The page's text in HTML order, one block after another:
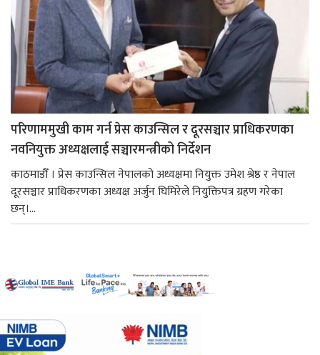
परिणाममुखी काम गर्न प्रेस काउन्सिल र दूरसञ्चार प्राधिकरणका
नवनियुक्त अध्यक्षलाई सञ्चारमन्त्रीको निर्देशन
काठमाडौँ । प्रेस काउन्सिल नेपालको अध्यक्षमा नियुक्त उमेश श्रेष्ठ र नेपाल
दूरसञ्चार प्राधिकरणका अध्यक्ष अर्जुन घिमिरेले नियुक्तिपत्र ग्रहण गरेका
छन्।...